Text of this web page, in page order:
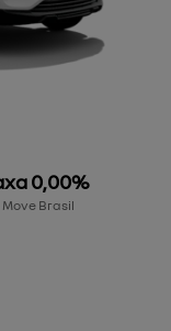
0,00%
Brasil